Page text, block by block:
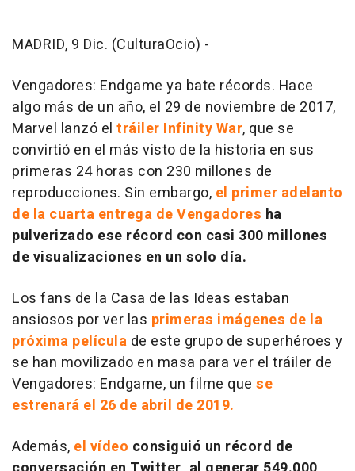
MADRID, 9 Dic. (CulturaOcio) -
Vengadores: Endgame ya bate récords. Hace
algo más de un año, el 29 de noviembre de 2017,
Marvel lanzó el tráiler Infinity War, que se
convirtió en el más visto de la historia en sus
primeras 24 horas con 230 millones de
reproducciones. Sin embargo, el primer adelanto
de la cuarta entrega deVengadores ha
pulverizado ese récord con casi 300 millones
de visualizaciones en un solo día.
Los fans de la Casa de las Ideas estaban
ansiosos por ver las primeras imágenes de la
próxima película de este grupo de superhéroes y
se han movilizado en masa para ver el tráiler de
Vengadores: Endgame, un filme que se
estrenará el 26 de abril de 2019.
Además, el vídeo consiguió un récord de